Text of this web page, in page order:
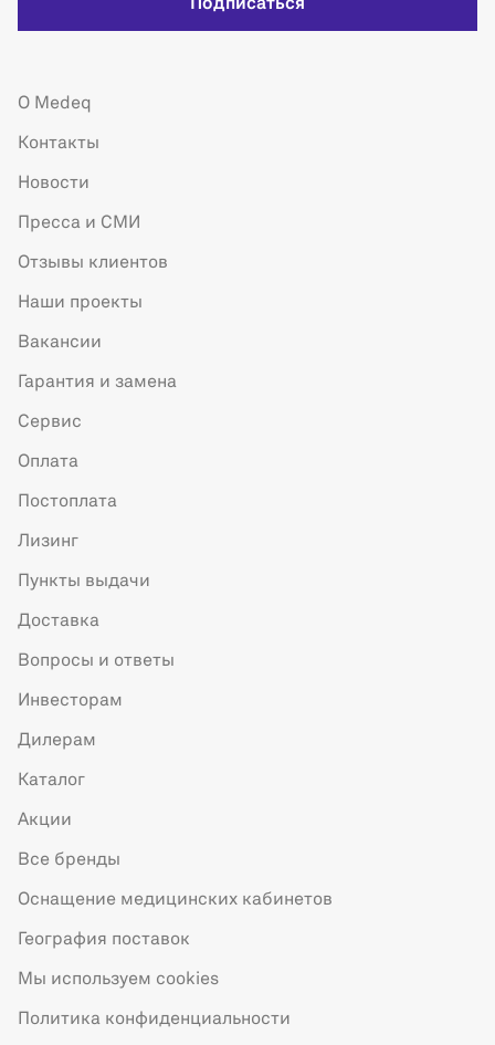
Подписаться
О Medeq
Контакты
Новости
Пресса и СМИ
Отзывы клиентов
Наши проекты
Вакансии
Гарантия и замена
Сервис
Оплата
Постоплата
Лизинг
Пункты выдачи
Доставка
Вопросы и ответы
Инвесторам
Дилерам
Каталог
Акции
Все бренды
Оснащение медицинских кабинетов
География поставок
Мы используем cookies
Политика конфиденциальности